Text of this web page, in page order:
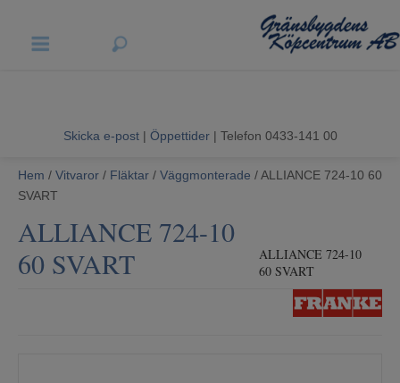
Sommarrea
Vitvaror
Skicka e-post | Öppettider| Telefon 0433-141 00
Hem / Vitvaror / Fläktar / Väggmonterade / ALLIANCE 724-10 60
SVART
ALLIANCE 724-10
60 SVART
ALLIANCE 724-10
60 SVART